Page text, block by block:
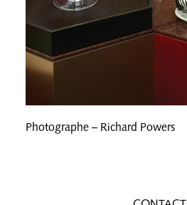
Photographe – Richard Powers